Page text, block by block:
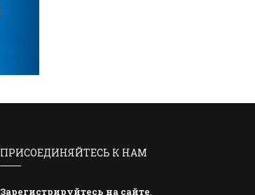
ПРИСОЕДИНЯЙТЕСЬ К НАМ
Зарегистрируйтесь на сайте,